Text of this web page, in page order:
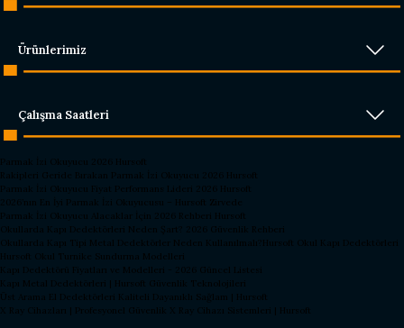
Ürünlerimiz
Çalışma Saatleri
Parmak İzi Okuyucu 2026 Hursoft
Rakipleri Geride Bırakan Parmak İzi Okuyucu 2026 Hursoft
Parmak İzi Okuyucu Fiyat Performans Lideri 2026 Hursoft
2026’nın En İyi Parmak İzi Okuyucusu – Hursoft Zirvede
Parmak İzi Okuyucu Alacaklar İçin 2026 Rehberi Hursoft
Okullarda Kapı Dedektörleri Neden Şart? 2026 Güvenlik Rehberi
Okullarda Kapı Tipi Metal Dedektörler Neden Kullanılmalı?Hursoft Okul Kapı Dedektörleri
Hursoft Okul Turnike Sundurma Modelleri
Kapı Dedektörü Fiyatları ve Modelleri - 2026 Güncel Listesi
Kapı Metal Dedektörleri | Hursoft Güvenlik Teknolojileri
Üst Arama El Dedektörleri Kaliteli Dayanıklı Sağlam | Hursoft
X Ray Cihazları | Profesyonel Güvenlik X Ray Cihazı Sistemleri | Hursoft